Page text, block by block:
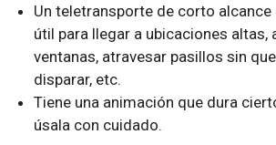
Un teletransporte de corto alcance
útil para llegar a ubicaciones altas,
ventanas, atravesar pasillos sin
disparar, etc.
Tiene una animación que dura
úsala con cuidado.